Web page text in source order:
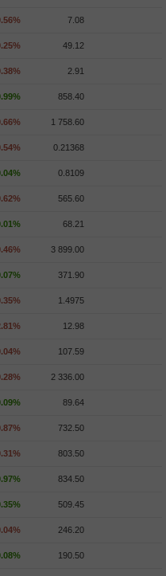
7.08
49.12
2.91
858.40
1 758.60
0.21368
0.8109
565.60
68.21
3 899.00
371.90
1.4975
12.98
107.59
2 336.00
89.64
732.50
803.50
834.50
509.45
246.20
190.50